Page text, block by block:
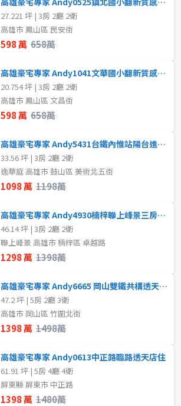
3房
27.221 坪 | 3房 2廳 2衛
高雄市 鳳山區 民安街
598 萬 658萬
高雄豪宅專家 Andy1041文華國小翻新質感美寓
20.754 坪 | 3房 2廳 2衛
高雄市 鳳山區 文昌街
598 萬 658萬
高雄豪宅專家 Andy5431台鐵內惟站陽台進出美三房
33.56 坪 | 3房 2廳 2衛
逸華庭 高雄市 鼓山區 美術北五街
1098 萬 1198萬
高雄豪宅專家 Andy4930楠梓聯上峰景三房平車
46.14 坪 | 3房 2廳 2衛
聯上峰景 高雄市 楠梓區 卓越路
1298 萬 1398萬
高雄豪宅專家 Andy6665 岡山雙鐵共構透天車墅
47.2 坪 | 5房 2廳 3衛
高雄市 岡山區 竹圍北街
1398 萬 1498萬
高雄豪宅專家 Andy0613中正路臨路透天店住
61.91 坪 | 5房 4廳 4衛
屏東縣 屏東市 中正路
1398 萬 1480萬